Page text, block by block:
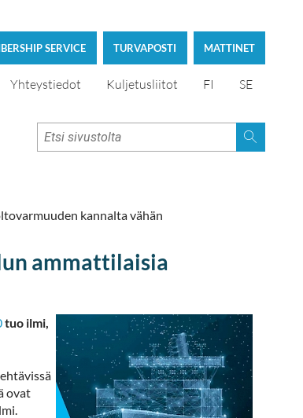
MATTINET
TURVAPOSTI
SERVICE
Yhteystiedot Kuljetusliitot FI SE
kannalta vähän
ammattilaisia
tuo ilmi,
ovat